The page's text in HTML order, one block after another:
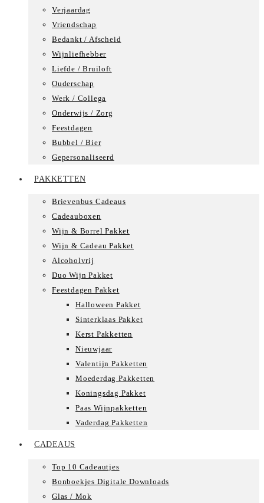
Verjaardag
Vriendschap
Bedankt / Afscheid
Wijnliefhebber
Liefde / Bruiloft
Ouderschap
Werk / Collega
Onderwijs / Zorg
Feestdagen
Bubbel / Bier
Gepersonaliseerd
PAKKETTEN
Brievenbus Cadeaus
Cadeauboxen
Wijn & Borrel Pakket
Wijn & Cadeau Pakket
Alcoholvrij
Duo Wijn Pakket
Feestdagen Pakket
Halloween Pakket
Sinterklaas Pakket
Kerst Pakketten
Nieuwjaar
Valentijn Pakketten
Moederdag Pakketten
Koningsdag Pakket
Paas Wijnpakketten
Vaderdag Pakketten
CADEAUS
Top 10 Cadeautjes
Bonboekjes Digitale Downloads
Glas / Mok